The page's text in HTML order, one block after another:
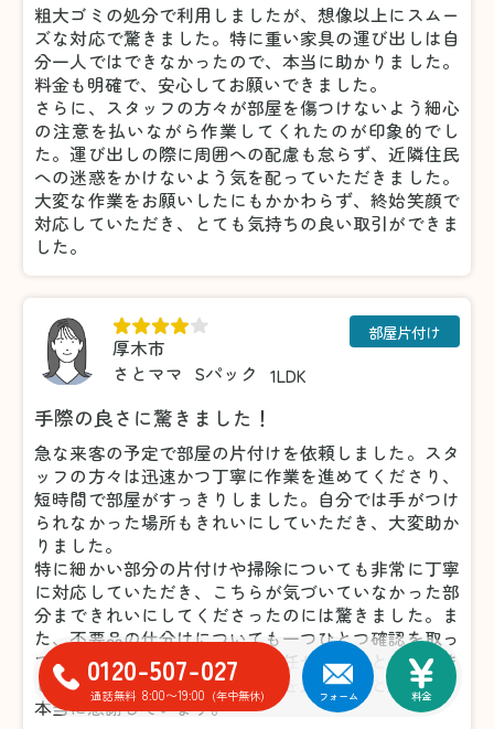
粗大ゴミの処分で利用しましたが、想像以上にスムー
ズな対応で驚きました。特に重い家具の運び出しは自
分一人ではできなかったので、本当に助かりました。
料金も明確で、安心してお願いできました。
さらに、スタッフの方々が部屋を傷つけないよう細心
の注意を払いながら作業してくれたのが印象的でし
た。運び出しの際に周囲への配慮も怠らず、近隣住民
への迷惑をかけないよう気を配っていただきました。
大変な作業をお願いしたにもかかわらず、終始笑顔で
対応していただき、とても気持ちの良い取引ができま
した。
厚木市
さとママ Sパック 1LDK
部屋片付け
手際の良さに驚きました！
急な来客の予定で部屋の片付けを依頼しました。スタ
ッフの方々は迅速かつ丁寧に作業を進めてくださり、
短時間で部屋がすっきりしました。自分では手がつけ
られなかった場所もきれいにしていただき、大変助か
りました。
特に細かい部分の片付けや掃除についても非常に丁寧
に対応していただき、こちらが気づいていなかった部
分まできれいにしてくださったのには驚きました。ま
た、不要品の仕分けについても一つひとつ確認を取っ
てくださったため、安心してお任せすることができま
した。おかげで気持ちよく来客を迎えることができ、
本当に感謝しています。
0120-507-027
通話無料 8:00〜19:00 (年中無休) フォーム 料金